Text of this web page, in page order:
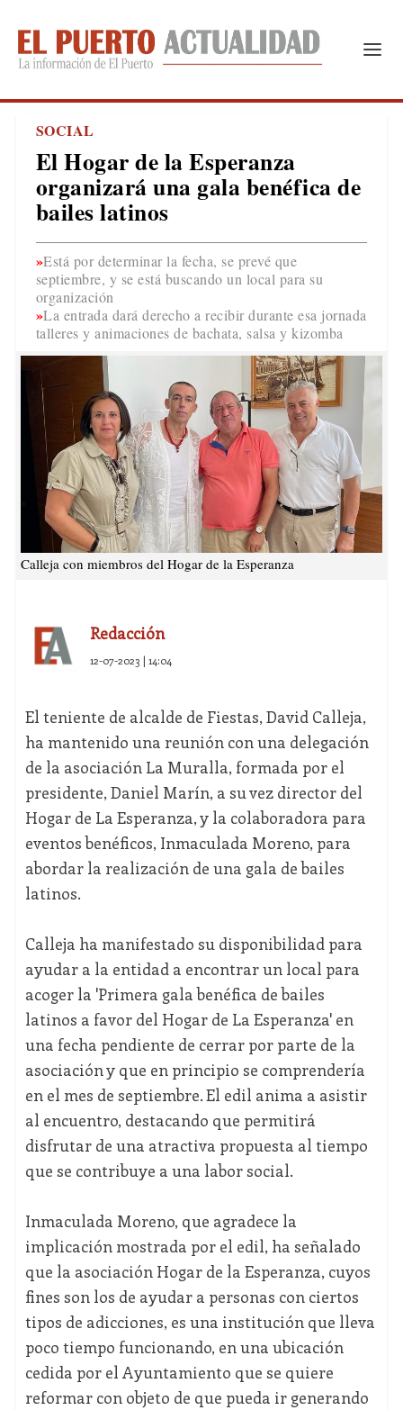
SOCIAL
El Hogar de la Esperanza
organizará una gala benéfica de
bailes latinos
Está por determinar la fecha, se prevé que
septiembre, y se está buscando un local para su
organización
La entrada dará derecho a recibir durante esa jornada
talleres y animaciones de bachata, salsa y kizomba
Calleja con miembros del Hogar de la Esperanza
Redacción
12-07-2023 | 14:04
El teniente de alcalde de Fiestas, David Calleja,
ha mantenido una reunión con una delegación
de la asociación La Muralla, formada por el
presidente, Daniel Marín, a su vez director del
Hogar de La Esperanza, y la colaboradora para
eventos benéficos, Inmaculada Moreno, para
abordar la realización de una gala de bailes
latinos.
Calleja ha manifestado su disponibilidad para
ayudar a la entidad a encontrar un local para
acoger la 'Primera gala benéfica de bailes
latinos a favor del Hogar de La Esperanza' en
una fecha pendiente de cerrar por parte de la
asociación y que en principio se comprendería
en el mes de septiembre. El edil anima a asistir
al encuentro, destacando que permitirá
disfrutar de una atractiva propuesta al tiempo
que se contribuye a una labor social.
Inmaculada Moreno, que agradece la
implicación mostrada por el edil, ha señalado
que la asociación Hogar de la Esperanza, cuyos
fines son los de ayudar a personas con ciertos
tipos de adicciones, es una institución que lleva
poco tiempo funcionando, en una ubicación
cedida por el Ayuntamiento que se quiere
reformar con objeto de que pueda ir generando